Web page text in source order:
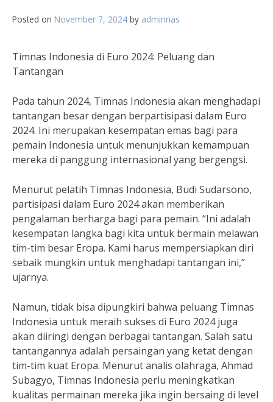
Posted on November 7, 2024 by adminnas
Timnas Indonesia di Euro 2024: Peluang dan
Tantangan
Pada tahun 2024, Timnas Indonesia akan menghadapi
tantangan besar dengan berpartisipasi dalam Euro
2024. Ini merupakan kesempatan emas bagi para
pemain Indonesia untuk menunjukkan kemampuan
mereka di panggung internasional yang bergengsi.
Menurut pelatih Timnas Indonesia, Budi Sudarsono,
partisipasi dalam Euro 2024 akan memberikan
pengalaman berharga bagi para pemain. “Ini adalah
kesempatan langka bagi kita untuk bermain melawan
tim-tim besar Eropa. Kami harus mempersiapkan diri
sebaik mungkin untuk menghadapi tantangan ini,”
ujarnya.
Namun, tidak bisa dipungkiri bahwa peluang Timnas
Indonesia untuk meraih sukses di Euro 2024 juga
akan diiringi dengan berbagai tantangan. Salah satu
tantangannya adalah persaingan yang ketat dengan
tim-tim kuat Eropa. Menurut analis olahraga, Ahmad
Subagyo, Timnas Indonesia perlu meningkatkan
kualitas permainan mereka jika ingin bersaing di level